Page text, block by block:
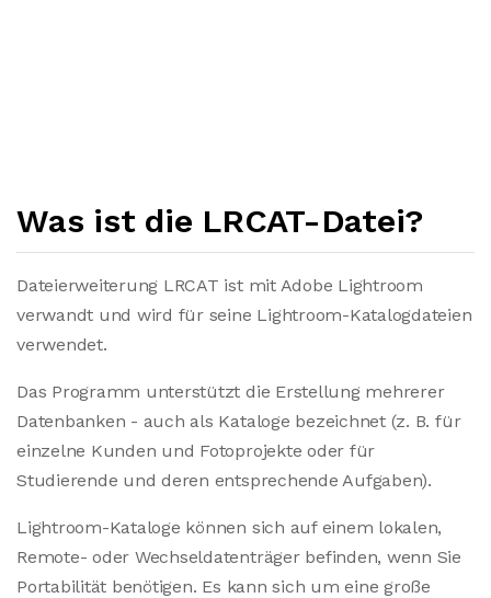
Was ist die LRCAT-Datei?
Dateierweiterung LRCAT ist mit Adobe Lightroom
verwandt und wird für seine Lightroom-Katalogdateien
verwendet.
Das Programm unterstützt die Erstellung mehrerer
Datenbanken - auch als Kataloge bezeichnet (z. B. für
einzelne Kunden und Fotoprojekte oder für
Studierende und deren entsprechende Aufgaben).
Lightroom-Kataloge können sich auf einem lokalen,
Remote- oder Wechseldatenträger befinden, wenn Sie
Portabilität benötigen. Es kann sich um eine große